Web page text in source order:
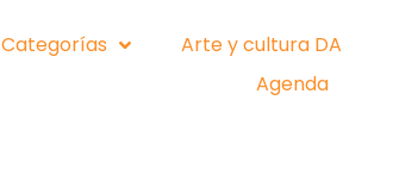
Categorías Arte y cultura DA
Agenda